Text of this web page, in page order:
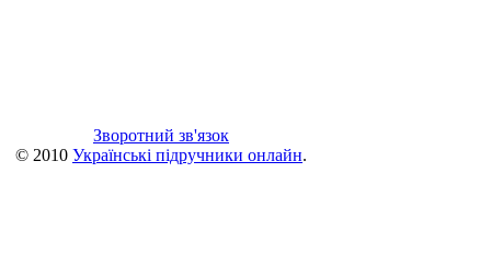
Зворотний зв'язок
© 2010 Українські підручники онлайн.